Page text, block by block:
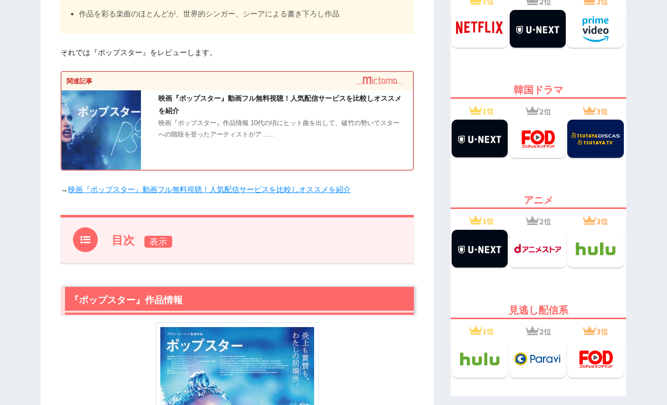
作品を彩る楽曲のほとんどが、世界的シンガー、シーアによる書き下ろし作品
それでは『ポップスター』をレビューします。
関連記事
映画『ポップスター』動画フル無料視聴！人気配信サービスを比較しオススメ
を紹介
映画『ポップスター』作品情報 10代の頃にヒット曲を出して、破竹の勢いでスター
への階段を登ったアーティストがア……
→映画『ポップスター』動画フル無料視聴！人気配信サービスを比較しオススメを紹介
目次
1.『ポップスター』作品情報
3.『ポップスター』感想【ネタバレなし】
3.1狂気と異彩を併せ持つ個性的な新人監督ブラディ・コーベット
実験的な音楽を作り続けた作曲家スコット・ウォーカーが最期に遺した楽曲
世界的トップ・アーティストのシーアが手掛けたポップな楽曲が耳に残る
『ポップスター』まとめ
『ポップスター』作品情報
韓国ドラマ
アニメ
見逃し配信系